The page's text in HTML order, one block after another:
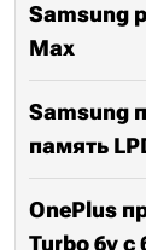
Samsung
Max
Samsung
память
OnePlus
Turbo 6v с